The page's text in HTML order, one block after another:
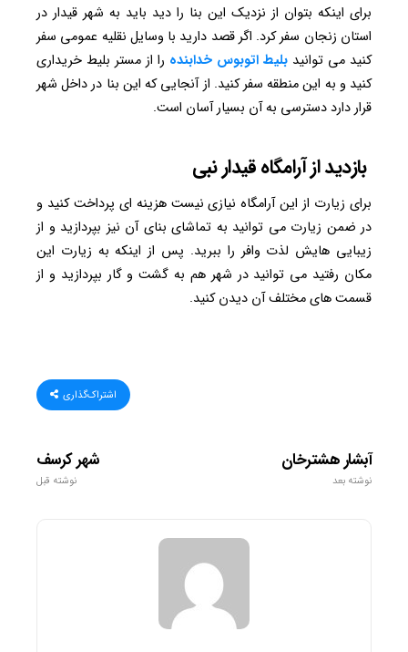
برای اینکه بتوان از نزدیک این بنا را دید باید به شهر قیدار در
استان زنجان سفر کرد. اگر قصد دارید با وسایل نقلیه عمومی سفر
کنید می توانید بلیط اتوبوس خدابنده را از مستر بلیط خریداری
کنید و به این منطقه سفر کنید. از آنجایی که این بنا در داخل شهر
قرار دارد دسترسی به آن بسیار آسان است.
بازدید از آرامگاه قیدار نبی
برای زیارت از این آرامگاه نیازی نیست هزینه ای پرداخت کنید و
در ضمن زیارت می توانید به تماشای بنای آن نیز بپردازید و از
زیبایی هایش لذت وافر را ببرید. پس از اینکه به زیارت این
مکان رفتید می توانید در شهر هم به گشت و گار بپردازید و از
قسمت های مختلف آن دیدن کنید.
اشتراک‌گذاری
شهر کرسف
نوشته قبل
آبشار هشترخان
نوشته بعد